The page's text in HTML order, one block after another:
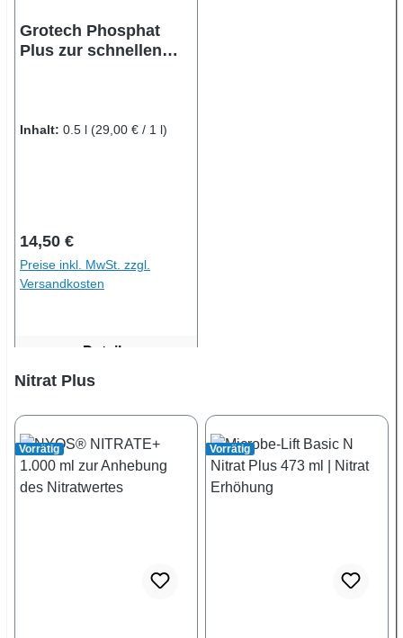
Grotech Phosphat
Plus zur schnellen
Inhalt: 0.5 l (29,00 € / 1 l)
Regulärer Preis:
14,50 €
Preise inkl. MwSt. zzgl.
Versandkosten
Details
Produktgalerie überspringen
Nitrat Plus
Vorrätig Vorrätig